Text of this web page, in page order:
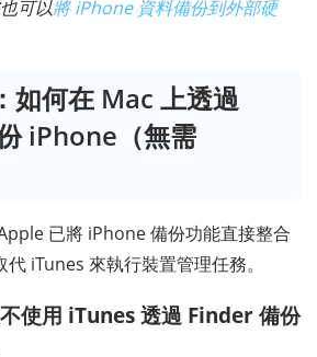
可以將 iPhone 資料備份到外部硬
如何在 Mac 上透過
iPhone（無需
已將 iPhone 備份功能直接整合
iTunes 來執行裝置管理任務。
使用 iTunes 透過 Finder 備份